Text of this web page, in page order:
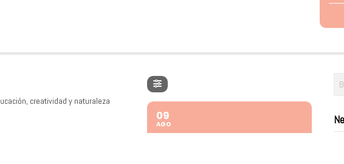
creatividad y naturaleza
09
AGO